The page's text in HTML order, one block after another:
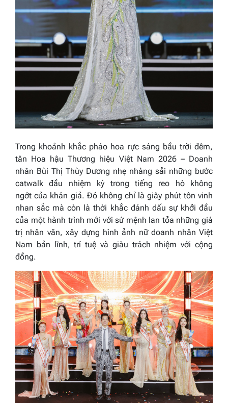
Trong khoảnh khắc pháo hoa rực sáng bầu trời đêm,
tân Hoa hậu Thương hiệu Việt Nam 2026 – Doanh
nhân Bùi Thị Thùy Dương nhẹ nhàng sải những bước
catwalk đầu nhiệm kỳ trong tiếng reo hò không
ngớt của khán giả. Đó không chỉ là giây phút tôn vinh
nhan sắc mà còn là thời khắc đánh dấu sự khởi đầu
của một hành trình mới với sứ mệnh lan tỏa những giá
trị nhân văn, xây dựng hình ảnh nữ doanh nhân Việt
Nam bản lĩnh, trí tuệ và giàu trách nhiệm với cộng
đồng.